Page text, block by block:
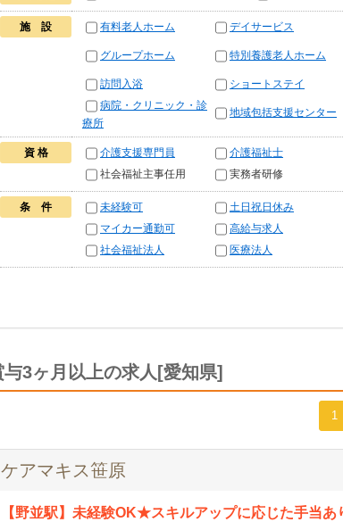
施 設 有料老人ホーム デイサービス
グループホーム 特別養護老人ホーム
訪問入浴
ショートステイ
病院・クリニック・診
療所
地域包括支援センター
資 格 介護支援専門員 介護福祉士
社会福祉主事任用
実務者研修
条 件 未経験可 土日祝日休み
マイカー通勤可
高給与求人
社会福祉法人
医療法人
与3ヶ月以上の求人[愛知県]
1
ケアマキス笹原
【野並駅】未経験OK★スキルアップに応じた手当